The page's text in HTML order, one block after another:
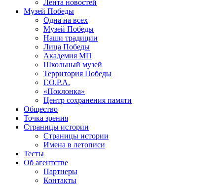
Лента новостей
Музей Победы
Одна на всех
Музей Победы
Наши традиции
Лица Победы
Академия МП
Школьный музей
Территория Победы
Г.О.Р.А.
«Поклонка»
Центр сохранения памяти
Общество
Точка зрения
Страницы истории
Страницы истории
Имена в летописи
Тесты
Об агентстве
Партнеры
Контакты